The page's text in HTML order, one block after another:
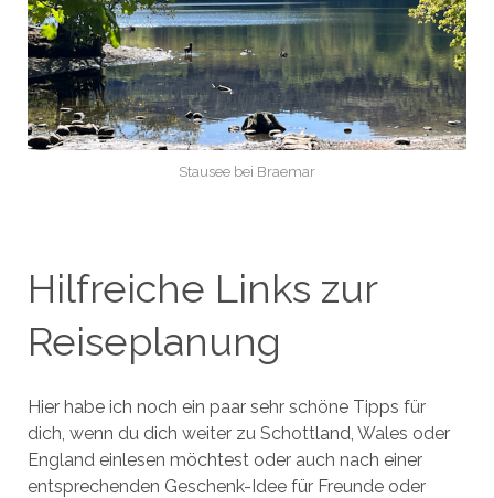
Stausee bei Braemar
Hilfreiche Links zur
Reiseplanung
Hier habe ich noch ein paar sehr schöne Tipps für
dich, wenn du dich weiter zu Schottland, Wales oder
England einlesen möchtest oder auch nach einer
entsprechenden Geschenk-Idee für Freunde oder